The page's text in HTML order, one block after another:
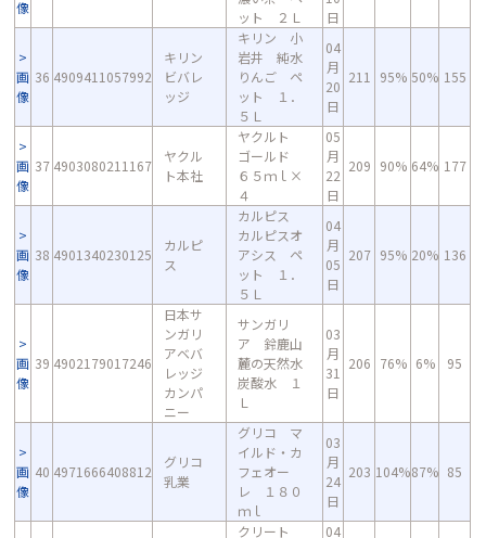
像
ット ２Ｌ
日
画
像
36 4909411057992
キリン
ビバレ
ッジ
キリン 小
岩井 純水
りんご ペ
ット １．
５Ｌ
04
月
20
日
211 95% 50% 155
画
像
37 4903080211167
ヤクル
ト本社
ヤクルト
ゴールド
６５ｍｌ×
４
05
月
22
日
209 90% 64% 177
画
像
38 4901340230125
カルピ
ス
カルピス
カルピスオ
アシス ペ
ット １．
５Ｌ
04
月
05
日
207 95% 20% 136
画
像
39 4902179017246
日本サ
ンガリ
アベバ
レッジ
カンパ
ニー
サンガリ
ア 鈴鹿山
麓の天然水
炭酸水 １
Ｌ
03
月
31
日
206 76% 6% 95
画
像
40 4971666408812
グリコ
乳業
グリコ マ
イルド・カ
フェオー
レ １８０
ｍｌ
03
月
24
日
203 104%87% 85
クリート
04